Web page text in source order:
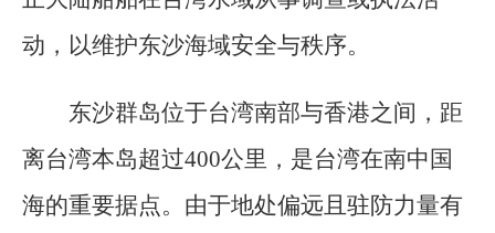
动，以维护东沙海域安全与秩序。
东沙群岛位于台湾南部与香港之间，距
离台湾本岛超过400公里，是台湾在南中国
海的重要据点。由于地处偏远且驻防力量有